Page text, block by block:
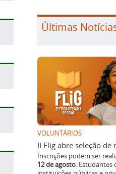
Últimas
VOLUNTÁRIOS
II Flig abre seleção de
Inscrições podem ser
12 de agosto. Estudantes